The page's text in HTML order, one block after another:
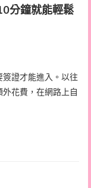
分鐘就能輕鬆
證才能進入。以往
花費，在網路上自